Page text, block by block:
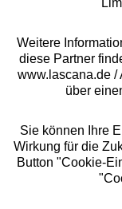
Weitere
diese Partner
www.lascana.de /
über
Sie können Ihre
Wirkung für die
Button "Cookie-